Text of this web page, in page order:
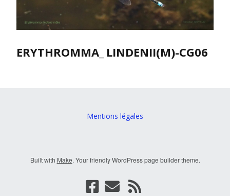
ERYTHROMMA_ LINDENII(M)-CG06
Mentions légales
Built with Make. Your friendly WordPress page builder theme.